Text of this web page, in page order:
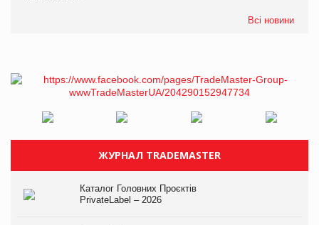
Всі новини
ЖУРНАЛ TRADEMASTER
Каталог Головних Проєктів
PrivateLabel – 2026